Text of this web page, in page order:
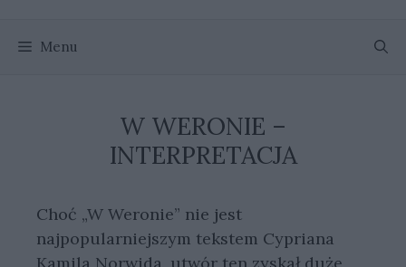
Menu
W WERONIE –
INTERPRETACJA
Choć „W Weronie” nie jest
najpopularniejszym tekstem Cypriana